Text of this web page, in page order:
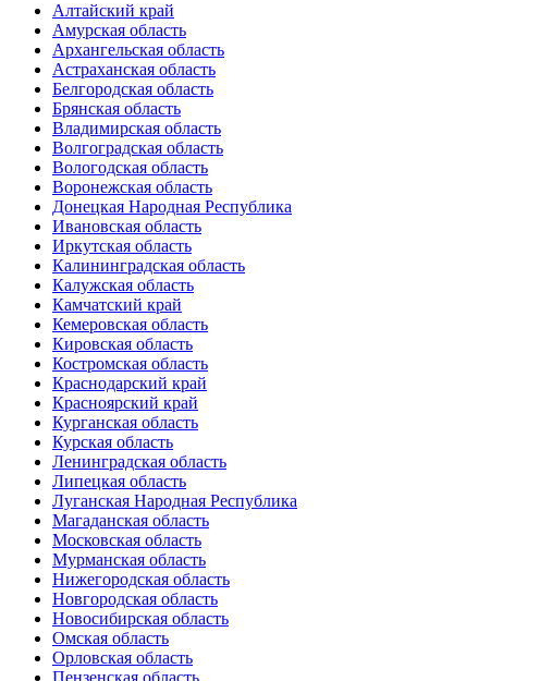
Алтайский край
Амурская область
Архангельская область
Астраханская область
Белгородская область
Брянская область
Владимирская область
Волгоградская область
Вологодская область
Воронежская область
Донецкая Народная Республика
Ивановская область
Иркутская область
Калининградская область
Калужская область
Камчатский край
Кемеровская область
Кировская область
Костромская область
Краснодарский край
Красноярский край
Курганская область
Курская область
Ленинградская область
Липецкая область
Луганская Народная Республика
Магаданская область
Московская область
Мурманская область
Нижегородская область
Новгородская область
Новосибирская область
Омская область
Орловская область
Пензенская область